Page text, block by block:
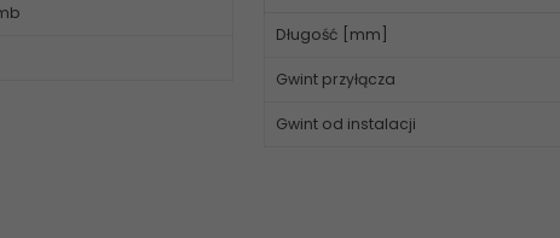
Długość [mm]
Gwint przyłącza
Gwint od instalacji